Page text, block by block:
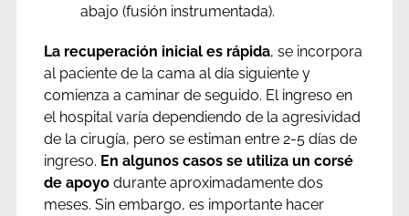
abajo (fusión instrumentada).
La recuperación inicial es rápida, se incorpora
al paciente de la cama al día siguiente y
comienza a caminar de seguido. El ingreso en
el hospital varía dependiendo de la agresividad
de la cirugía, pero se estiman entre 2-5 días de
ingreso. En algunos casos se utiliza un corsé
de apoyo durante aproximadamente dos
meses. Sin embargo, es importante hacer